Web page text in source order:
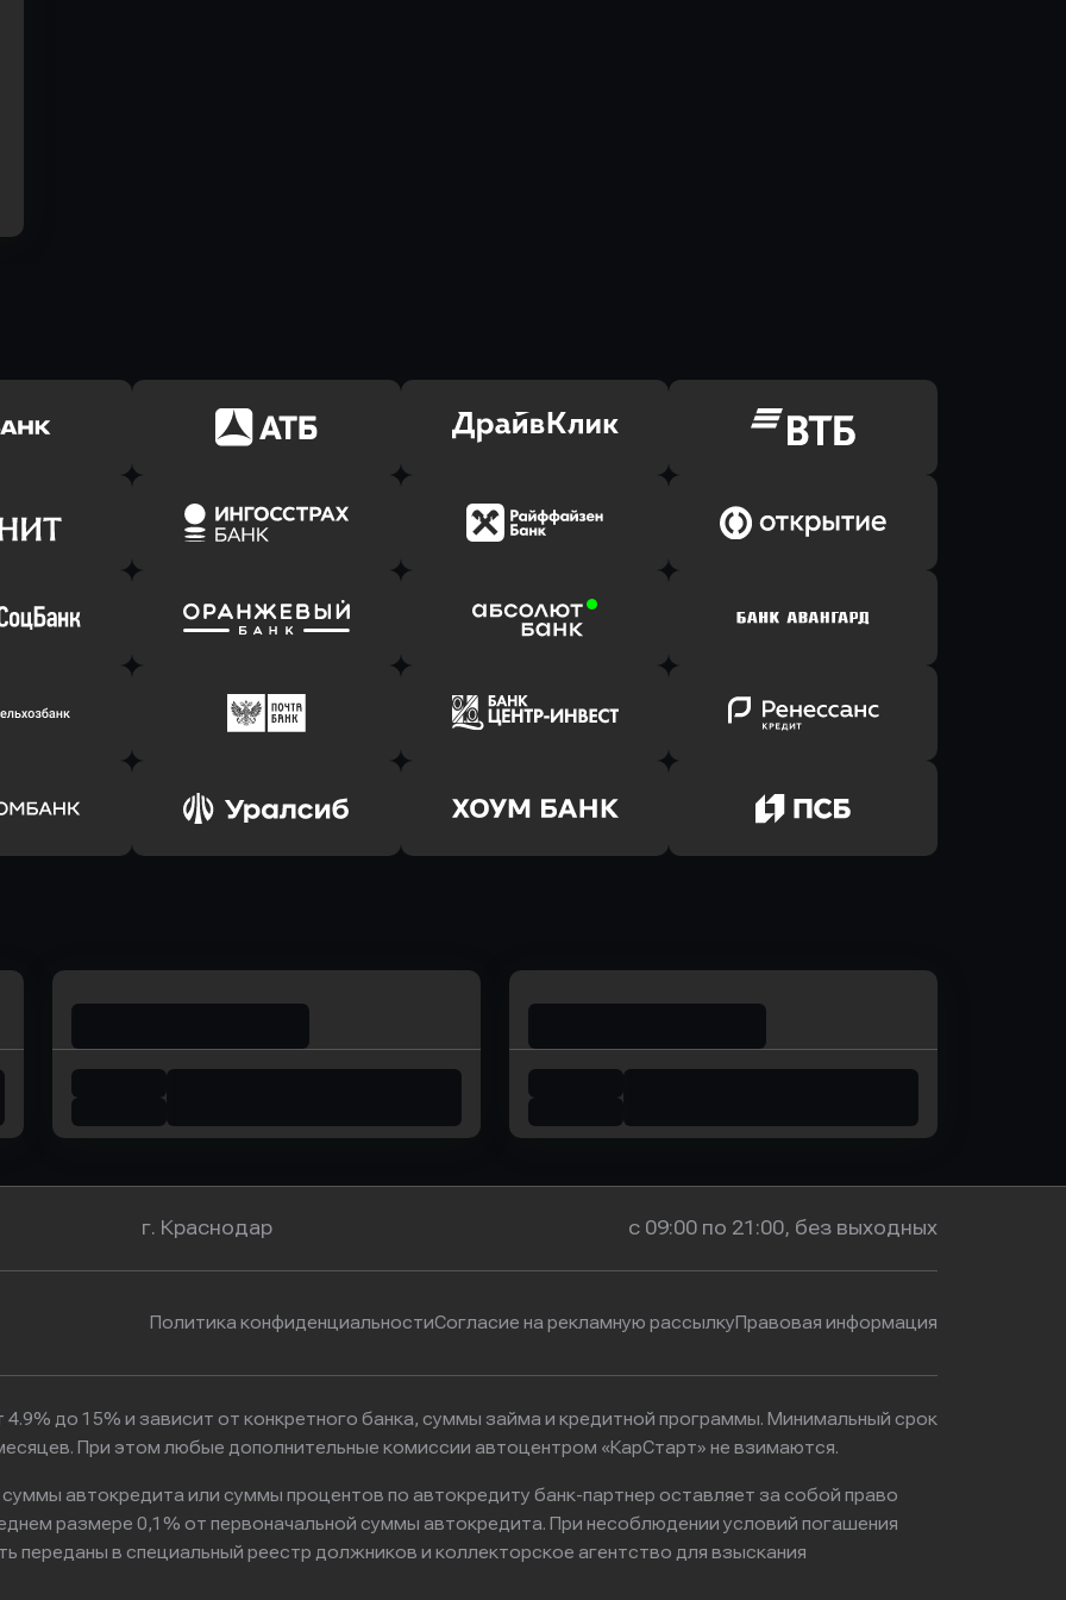
заявку
Оправить заявку
в АТБ Банк
Оправить заявку
в Драйв Клик Банк
Оправить заявку
в ВТБ
заявку
Банк
Оправить заявку
в Ингосстрах Банк
Оправить заявку
в Райффайзен Банк
в Банк Открытие
заявку
Оправить заявку
в Банк Оранжевый
Оправить заявку
в Абсолют Банк
Оправить заявку
в Банк Авангард
заявку
Оправить заявку
в Почта Банк
Оправить заявку
в Центр-Инвест
Оправить заявку
в Ренессанс Банк
г. Краснодар с 09:00 по 21:00, без выходных
Политика конфиденциальностиСогласие на рекламную рассылкуПравовая информация
до 15% и зависит от конкретного банка, суммы займа и кредитной программы. Минимальный срок
При этом любые дополнительные комиссии автоцентром «КарСтарт» не взимаются.
автокредита или суммы процентов по автокредиту банк-партнер оставляет за собой право
размере 0,1% от первоначальной суммы автокредита. При несоблюдении условий погашения
переданы в специальный реестр должников и коллекторское агентство для взыскания